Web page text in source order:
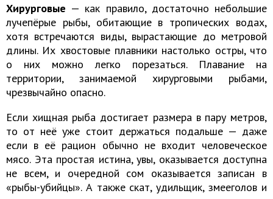
Хирурговые — как правило, достаточно небольшие
лучепёрые рыбы, обитающие в тропических водах,
хотя встречаются виды, вырастающие до метровой
длины. Их хвостовые плавники настолько остры, что
о них можно легко порезаться. Плавание на
территории, занимаемой хирурговыми рыбами,
чрезвычайно опасно.
Если хищная рыба достигает размера в пару метров,
то от неё уже стоит держаться подальше — даже
если в её рацион обычно не входит человеческое
мясо. Эта простая истина, увы, оказывается доступна
не всем, и очередной сом оказывается записан в
«рыбы-убийцы». А также скат, удильщик, змееголов и